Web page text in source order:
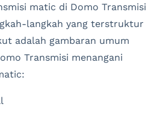
matic di Domo Transmisi
langkah yang terstruktur
adalah gambaran umum
Transmisi menangani